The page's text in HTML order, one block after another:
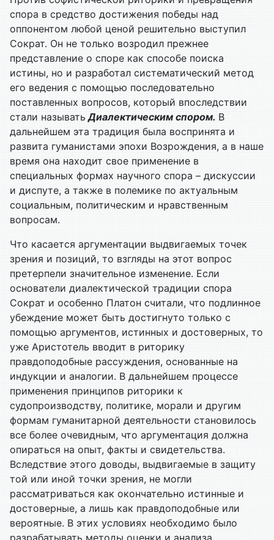
спора в средство достижения победы над
оппонентом любой ценой решительно выступил
Сократ. Он не только возродил прежнее
представление о споре как способе поиска
истины, но и разработал систематический метод
его ведения с помощью последовательно
поставленных вопросов, который впоследствии
стали называть Диалектическим спором. В
дальнейшем эта традиция была воспринята и
развита гуманистами эпохи Возрождения, а в наше
время она находит свое применение в
специальных формах научного спора – дискуссии
и диспуте, а также в полемике по актуальным
социальным, политическим и нравственным
вопросам.
Что касается аргументации выдвигаемых точек
зрения и позиций, то взгляды на этот вопрос
претерпели значительное изменение. Если
основатели диалектической традиции спора
Сократ и особенно Платон считали, что подлинное
убеждение может быть достигнуто только с
помощью аргументов, истинных и достоверных, то
уже Аристотель вводит в риторику
правдоподобные рассуждения, основанные на
индукции и аналогии. В дальнейшем процессе
применения принципов риторики к
судопроизводству, политике, морали и другим
формам гуманитарной деятельности становилось
все более очевидным, что аргументация должна
опираться на опыт, факты и свидетельства.
Вследствие этого доводы, выдвигаемые в защиту
той или иной точки зрения, не могли
рассматриваться как окончательно истинные и
достоверные, а лишь как правдоподобные или
вероятные. В этих условиях необходимо было